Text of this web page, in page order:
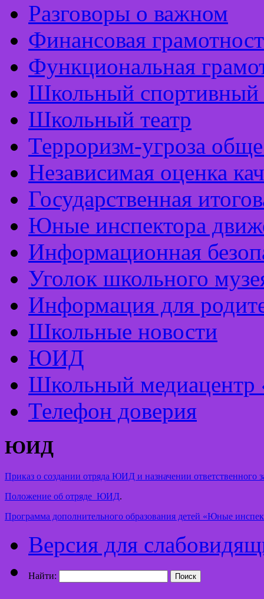
Разговоры о важном
Финансовая
Функциональная
Школьный спортивный
Школьный театр
Терроризм-угроза
Независимая оценка
Государственная
Юные инспектора
Информационная
Уголок школьного
Информация для
Школьные новости
ЮИД
Школьный
Телефон доверия
ЮИД
Приказ о создании отряда ЮИД и назначении ответственного
Положение об отряде ЮИД.
Программа дополнительного образования детей «Юные
Версия для
Найти: